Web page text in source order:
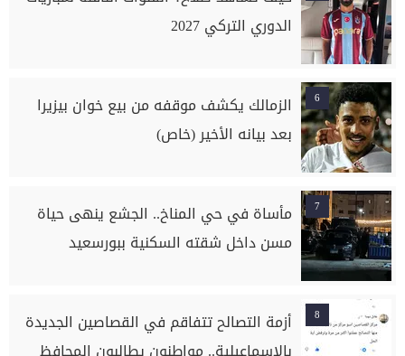
الدوري التركي 2027
6
الزمالك يكشف موقفه من بيع خوان بيزيرا
بعد بيانه الأخير (خاص)
7
مأساة في حي المناخ.. الجشع ينهى حياة
مسن داخل شقته السكنية ببورسعيد
8
أزمة التصالح تتفاقم في القصاصين الجديدة